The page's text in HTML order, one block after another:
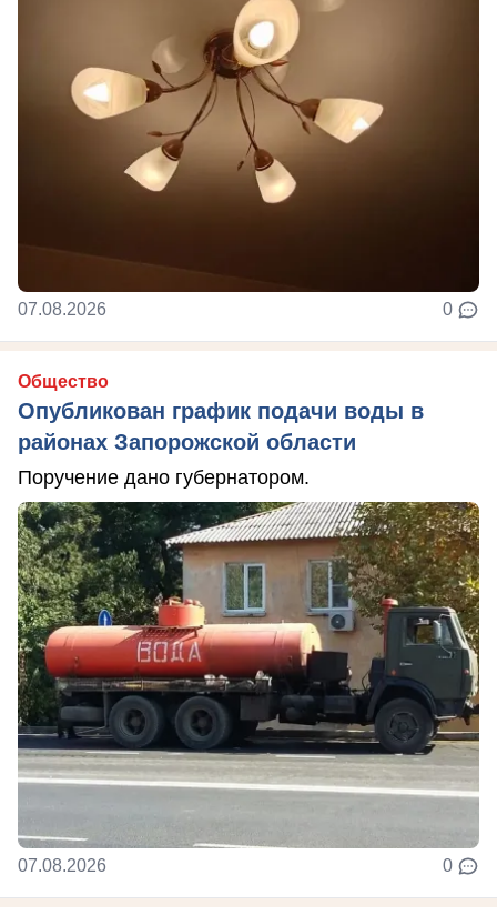
07.08.2026 0
Общество
Опубликован график подачи воды в
районах Запорожской области
Поручение дано губернатором.
07.08.2026 0